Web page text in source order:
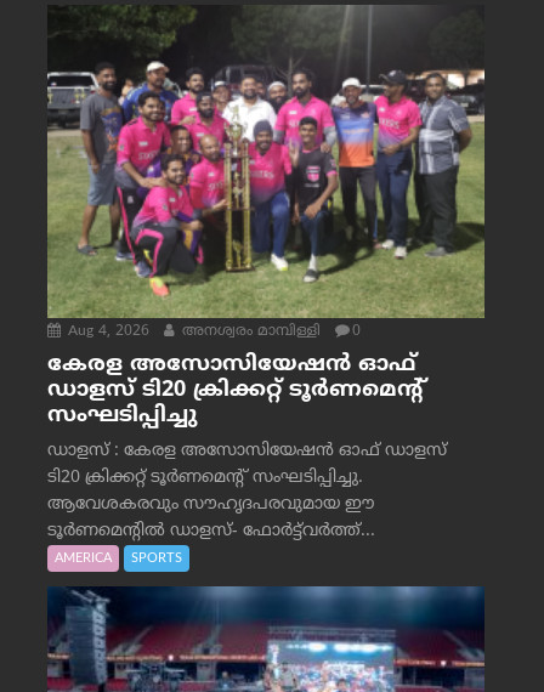
Aug 4, 2026 അനശ്വരം മാമ്പിള്ളി 0
കേരള അസോസിയേഷൻ ഓഫ്
ഡാളസ് ടി20 ക്രിക്കറ്റ് ടൂർണമെന്റ്
സംഘടിപ്പിച്ചു
ഡാളസ് : കേരള അസോസിയേഷൻ ഓഫ് ഡാളസ്
ടി20 ക്രിക്കറ്റ് ടൂർണമെന്റ് സംഘടിപ്പിച്ചു.
ആവേശകരവും സൗഹൃദപരവുമായ ഈ
ടൂർണമെന്റിൽ ഡാളസ്- ഫോർട്ട്‌വര്‍ത്ത്...
AMERICA SPORTS